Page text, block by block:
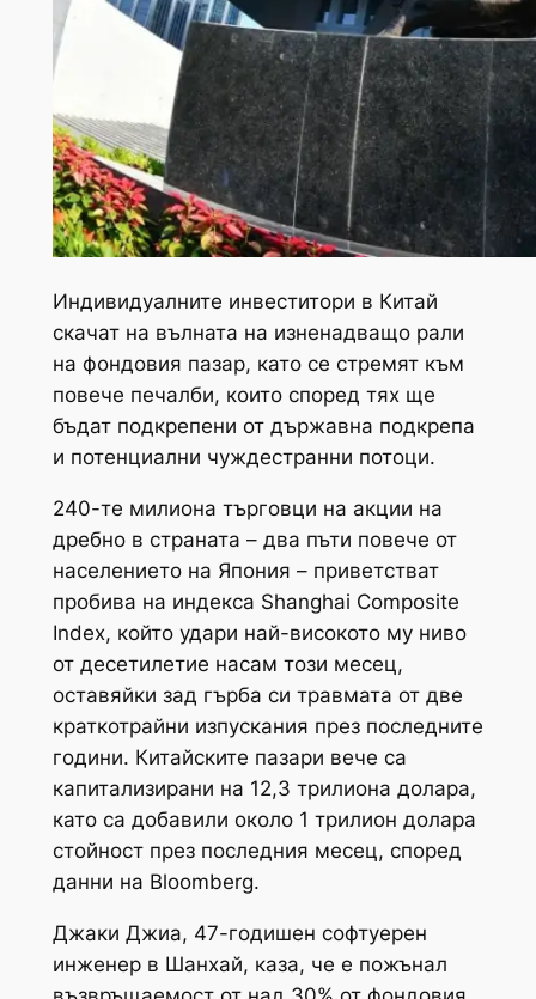
Индивидуалните инвеститори в Китай
скачат на вълната на изненадващо рали
на фондовия пазар, като се стремят към
повече печалби, които според тях ще
бъдат подкрепени от държавна подкрепа
и потенциални чуждестранни потоци.
240-те милиона търговци на акции на
дребно в страната – два пъти повече от
населението на Япония – приветстват
пробива на индекса Shanghai Composite
Index, който удари най-високото му ниво
от десетилетие насам този месец,
оставяйки зад гърба си травмата от две
краткотрайни изпускания през последните
години. Китайските пазари вече са
капитализирани на 12,3 трилиона долара,
като са добавили около 1 трилион долара
стойност през последния месец, според
данни на Bloomberg.
Джаки Джиа, 47-годишен софтуерен
инженер в Шанхай, каза, че е пожънал